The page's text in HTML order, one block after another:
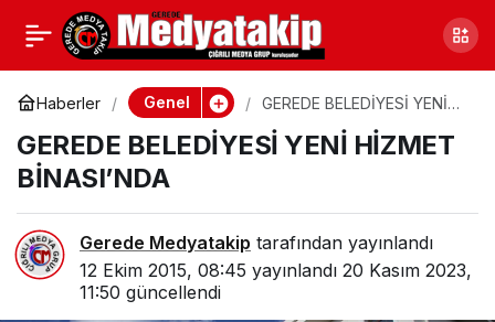
Haberler Genel
GEREDE BELEDİYESİ YENİ
GEREDE BELEDİYESİ YENİ HİZMET
BİNASI’NDA
Gerede Medyatakip tarafından yayınlandı
12 Ekim 2015, 08:45 yayınlandı 20 Kasım 2023,
11:50 güncellendi
BAŞKANLAR HAYAT
KURTARDI
Paylaş